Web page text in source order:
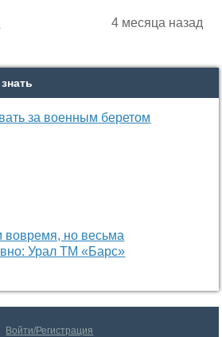
4 месяца назад
за военным беретом
вовремя, но весьма
Урал ТМ «Барс»
Войти/Регистрация